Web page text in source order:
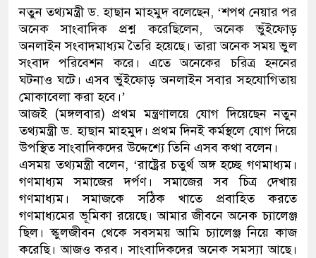
মাদক কারবারি গ্রেফতার
২৮ লাখ টাকার জাল নোটসহ
থানা পুলিশ
নেতৃত্ব ও গণতন্ত্রের মূর্তমান প্রতীক
যে ভাবে ডেভিড ইমনের কাছে
‘আজহার খান’
অবৈধ বিদেশি পিস্তল, ম্যাগাজিন
জড়িত কিশোর গ্যাংয়ের চার শিশু আটক
নতুন তথ্যমন্ত্রী ড. হাছান মাহমুদ বলেছেন, ‘শপথ নেয়ার পর
অনেক সাংবাদিক প্রশ্ন করেছিলেন, অনেক ভুঁইফোড়
অনলাইন সংবাদমাধ্যম তৈরি হয়েছে। তারা অনেক সময় ভুল
সংবাদ পরিবেশন করে। এতে অনেকের চরিত্র হননের
ঘটনাও ঘটে। এসব ভুঁইফোড় অনলাইন সবার সহযোগিতায়
মোকাবেলা করা হবে।’
আজই (মঙ্গলবার) প্রথম মন্ত্রণালয়ে যোগ দিয়েছেন নতুন
তথ্যমন্ত্রী ড. হাছান মাহমুদ। প্রথম দিনই কর্মস্থলে যোগ দিয়ে
উপস্থিত সাংবাদিকদের উদ্দেশ্যে তিনি এসব কথা বলেন।
এসময় তথ্যমন্ত্রী বলেন, ‘রাষ্ট্রের চতুর্থ অঙ্গ হচ্ছে গণমাধ্যম।
গণমাধ্যম সমাজের দর্পণ। সমাজের সব চিত্র দেখায়
গণমাধ্যম। সমাজকে সঠিক খাতে প্রবাহিত করতে
গণমাধ্যমের ভূমিকা রয়েছে। আমার জীবনে অনেক চ্যালেঞ্জ
ছিল। স্কুলজীবন থেকে সবসময় আমি চ্যালেঞ্জ নিয়ে কাজ
করেছি। আজও করব। সাংবাদিকদের অনেক সমস্যা আছে।